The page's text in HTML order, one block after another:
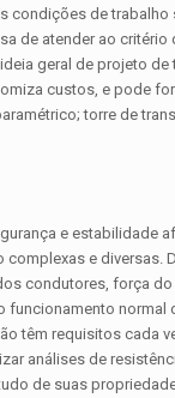
condições de trabalho
de atender ao critério
geral de projeto de
custos, e pode
torre de
e estabilidade
e diversas.
condutores, força do
funcionamento normal
têm requisitos cada
análises de
de suas